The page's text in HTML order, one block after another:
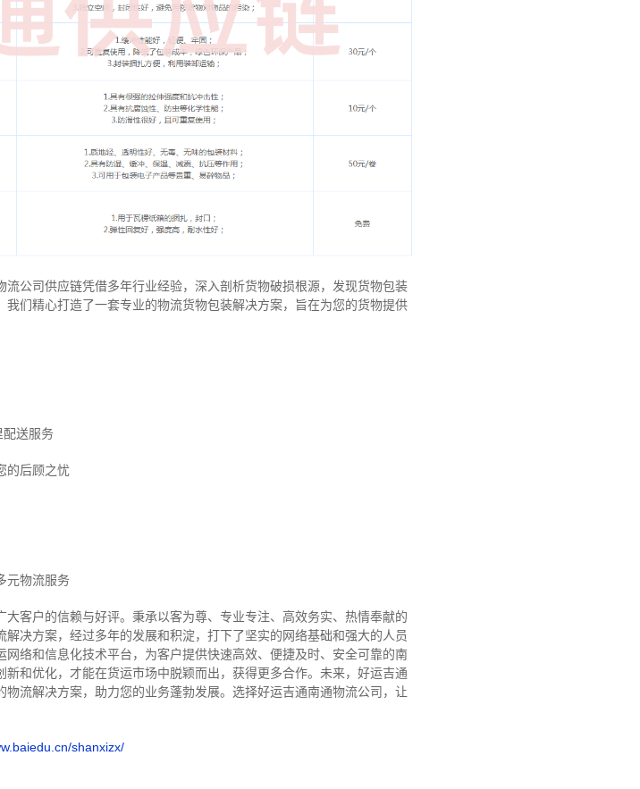
公司供应链凭借多年行业经验，深入剖析货物破损根源，发现货物包装
们精心打造了一套专业的物流货物包装解决方案，旨在为您的货物提供
配送服务
的后顾之忧
元物流服务
客户的信赖与好评。 秉承以客为尊、专业专注、高效务实、热情奉献的
决方案，经过多年的发展和积淀，打下了坚实的网络基础和强大的人员
络和信息化技术平台，为客户提供快速高效、便捷及时、安全可靠的南
和优化，才能在货运市场中脱颖而出，获得更多合作。 未来，好运吉通
流解决方案，助力您的业务蓬勃发展。选择好运吉通南通物流公司，让
shanxizx/